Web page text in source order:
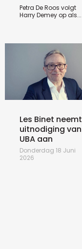
Petra De Roos volgt
Harry Demey op als...
Les Binet neemt
uitnodiging van
UBA aan
Donderdag 18 Juni
2026